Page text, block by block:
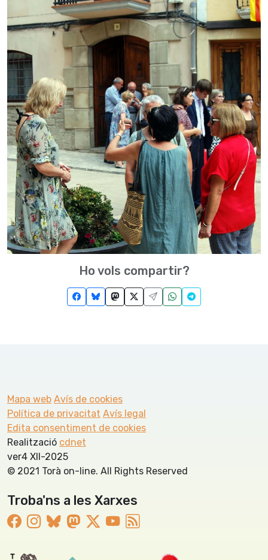
Ho vols compartir?
Mapa web Avís de cookies
Política de privacitat Avís legal
Edita consentiment de cookies
Realització cdnet
ver4 XII-2025
© 2021 Torà on-line. All Rights Reserved
Troba'ns a les Xarxes